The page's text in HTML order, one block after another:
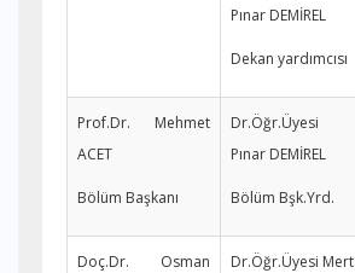
Pınar DEMİREL
Dekan yardımcısı
Prof.Dr. Mehmet
ACET
Bölüm Başkanı
Dr.Öğr.Üyesi
Pınar DEMİREL
Bölüm Bşk.Yrd.
Doç.Dr. Osman
Dr.Öğr.Üyesi Mert